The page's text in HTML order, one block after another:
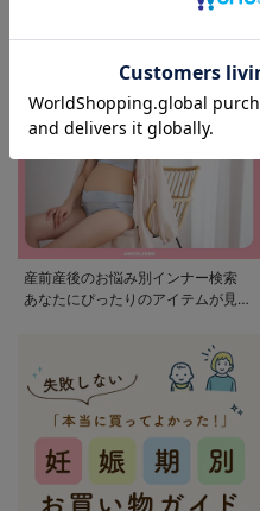
産前産後のお悩み別インナー検索
あなたにぴったりのアイテムが見つ